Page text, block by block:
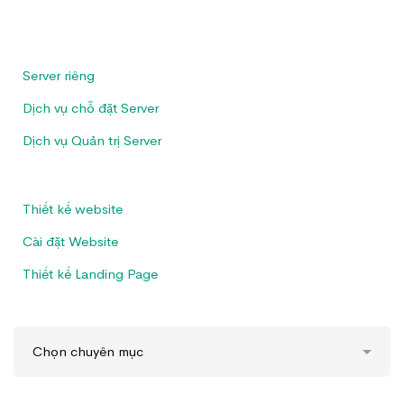
Server riêng
Dịch vụ chỗ đặt Server
Dịch vụ Quản trị Server
Thiết kế website
Cài đặt Website
Thiết kế Landing Page